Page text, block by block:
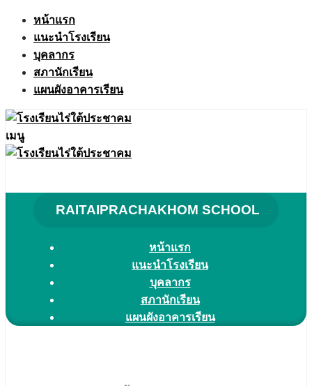
Skip
content
หน้าแรก
แนะนำโรงเรียน
บุคลากร
สภานักเรียน
แผนผังอาคารเรียน
เมนู
RAITAIPRACHAKHOM SCHOOL
หน้าแรก
แนะนำโรงเรียน
บุคลากร
สภานักเรียน
แผนผังอาคารเรียน